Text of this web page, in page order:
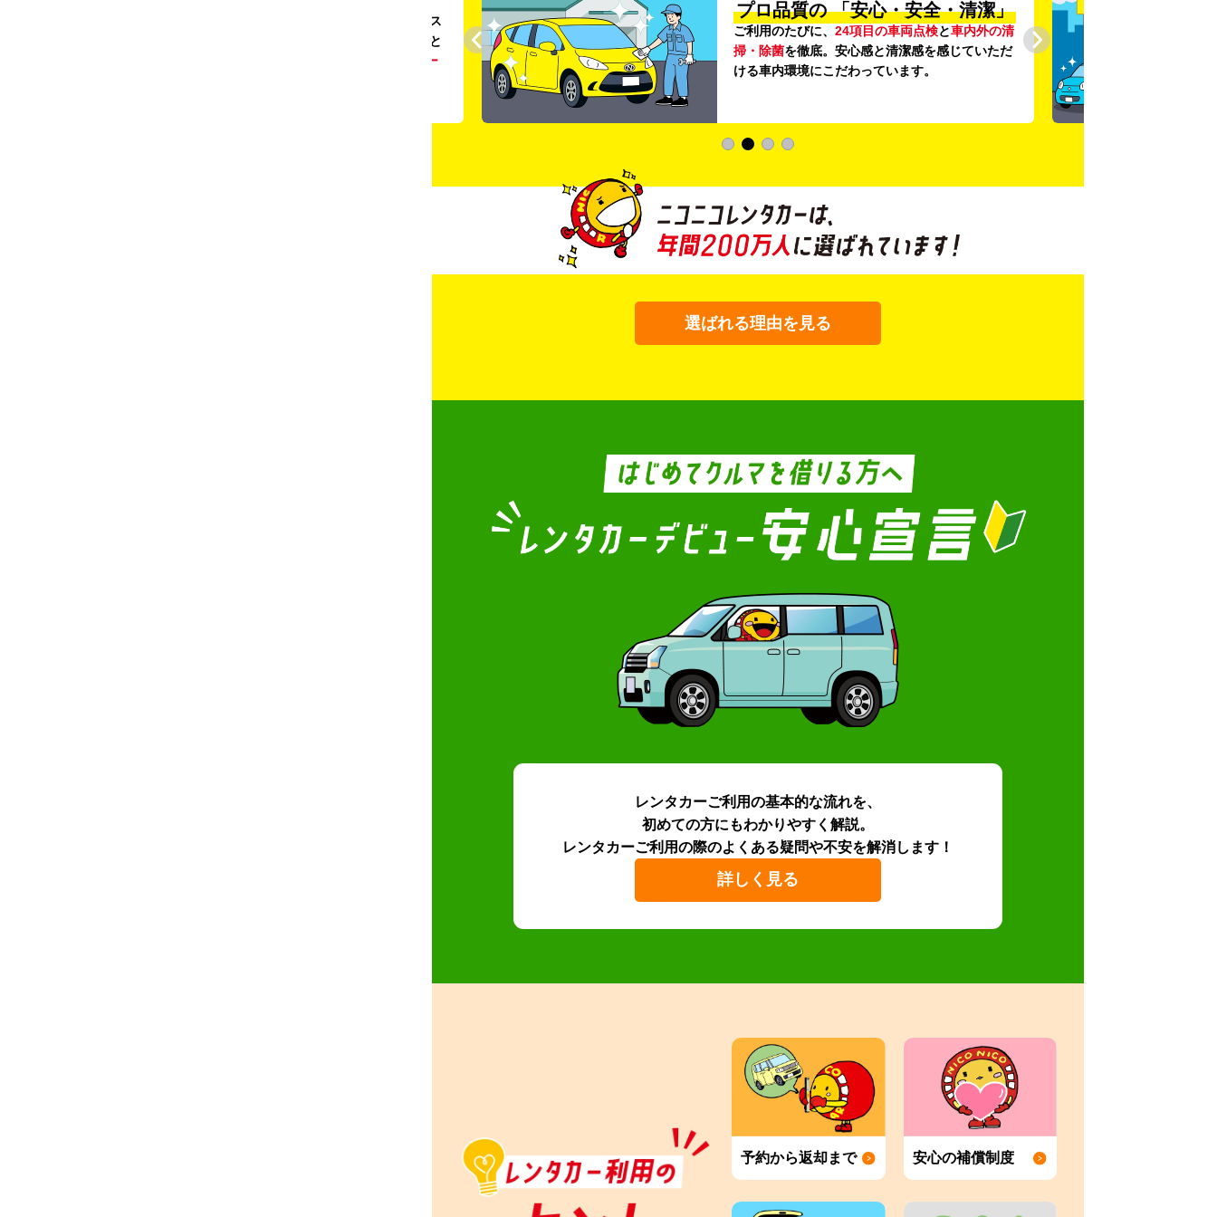
。ガソリンス
タンドや整備工場の既存インフラを活用すること
リー
プロ品質の 「安心・安全・清潔」
ご利用のたびに、 24項目の車両点検と車内外の清
掃・除菌を徹底。安心感と清潔感を感じていただ
ける車内環境にこだわっています。
選ばれる理由を見る
レンタカーご利用の基本的な流れを、
初めての方にもわかりやすく解説。
レンタカーご利用の際のよくある疑問や不安を解消します！
詳しく見る
予約から返却まで 安心の補償制度